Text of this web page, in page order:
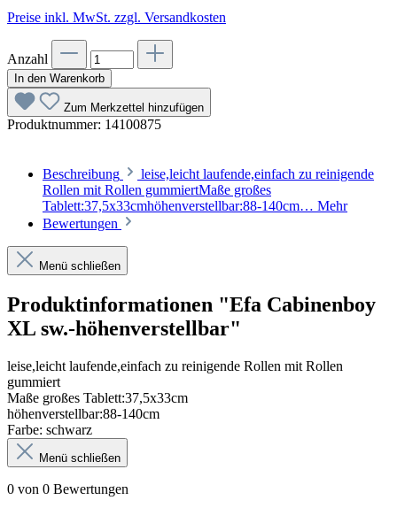
Preise inkl. MwSt. zzgl. Versandkosten
Anzahl
In den Warenkorb
Zum Merkzettel hinzufügen
Produktnummer: 14100875
Beschreibung
leise,leicht laufende,einfach zu reinigende
Rollen mit Rollen gummiertMaße großes
Tablett:37,5x33cmhöhenverstellbar:88-140cm… Mehr
Bewertungen
Menü schließen
Produktinformationen "Efa Cabinenboy
XL sw.-höhenverstellbar"
leise,leicht laufende,einfach zu reinigende Rollen mit Rollen
gummiert
Maße großes Tablett:37,5x33cm
höhenverstellbar:88-140cm
Farbe: schwarz
Menü schließen
0 von 0 Bewertungen